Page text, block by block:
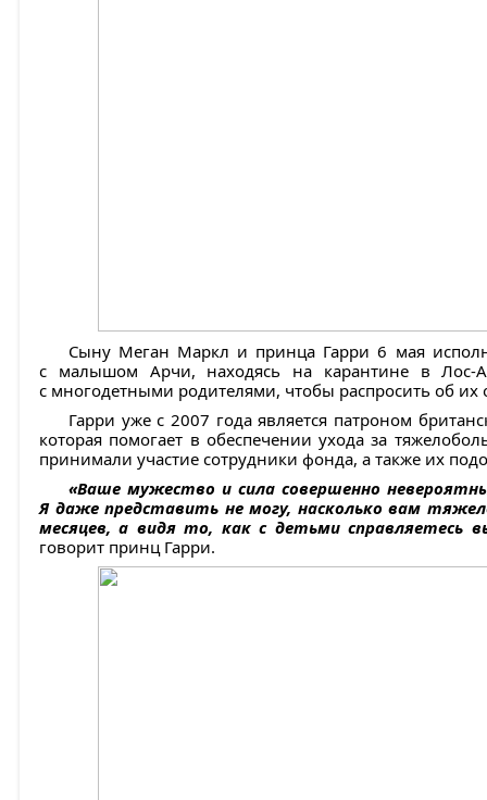
Сыну Меган Маркл и принца Гарри 6 мая
с малышом Арчи, находясь на карантине в Лос-
с многодетными родителями, чтобы распросить об их
Гарри уже с 2007 года является патроном
которая помогает в обеспечении ухода за
принимали участие сотрудники фонда, а также их
«Ваше мужество и сила совершенно
Я даже представить не могу, насколько вам
месяцев, а видя то, как с детьми справляетесь
говорит принц Гарри.